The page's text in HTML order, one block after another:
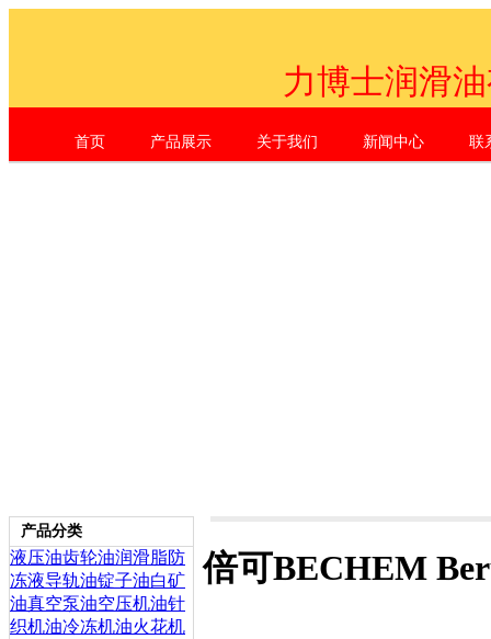
力博士润滑
Shenzhen Li Dr. Industrial Co.,
首页 产品展示 关于我们 新闻中心 联
产品分类
液压油齿轮油润滑脂防
冻液导轨油锭子油白矿
油真空泵油空压机油针
织机油冷冻机油火花机
倍可BECHEM